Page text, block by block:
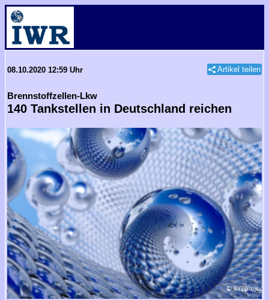
08.10.2020 12:59 Uhr Artikel teilen
Brennstoffzellen-Lkw
140 Tankstellen in Deutschland reichen